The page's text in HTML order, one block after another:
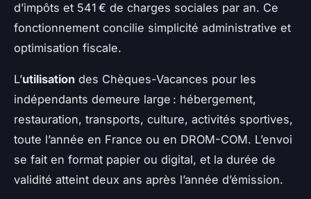
d’impôts et 541 € de charges sociales par an. Ce
fonctionnement concilie simplicité administrative et
optimisation fiscale.
L’utilisation des Chèques-Vacances pour les
indépendants demeure large : hébergement,
restauration, transports, culture, activités sportives,
toute l’année en France ou en DROM-COM. L’envoi
se fait en format papier ou digital, et la durée de
validité atteint deux ans après l’année d’émission.